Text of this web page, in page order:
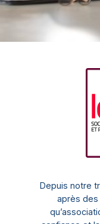
Depuis notre
après des